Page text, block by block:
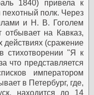
1840) привела к
пехотный полк. Через
и Н. В. Гоголем
на Кавказ,
действиях (сражение
стихотворении "Я к
что представляется
императором
в Петербург, где,
находится до 14